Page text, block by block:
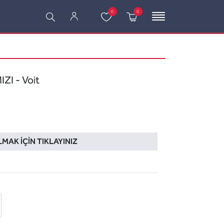
0 0
- Voit
İÇIN TIKLAYINIZ
posta ile gönder
sor